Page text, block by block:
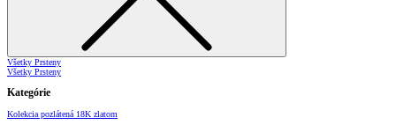
Všetky Prsteny
Všetky Prsteny
Kategórie
Kolekcia pozlátená 18K zlatom